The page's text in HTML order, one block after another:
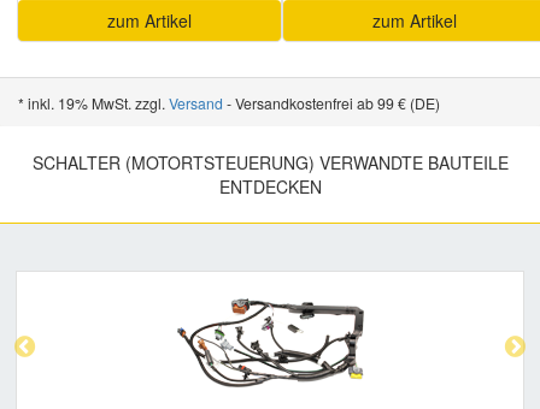
zum Artikel zum Artikel
* inkl. 19% MwSt. zzgl. Versand - Versandkostenfrei ab 99 € (DE)
SCHALTER (MOTORTSTEUERUNG) VERWANDTE BAUTEILE
ENTDECKEN